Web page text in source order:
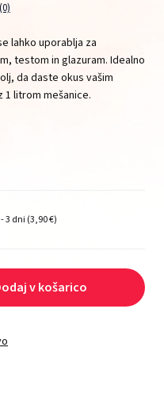
(0)
lahko uporablja za
testom in glazuram. Idealno
da daste okus vašim
litrom mešanice.
3 dni (3,90 €)
v košarico